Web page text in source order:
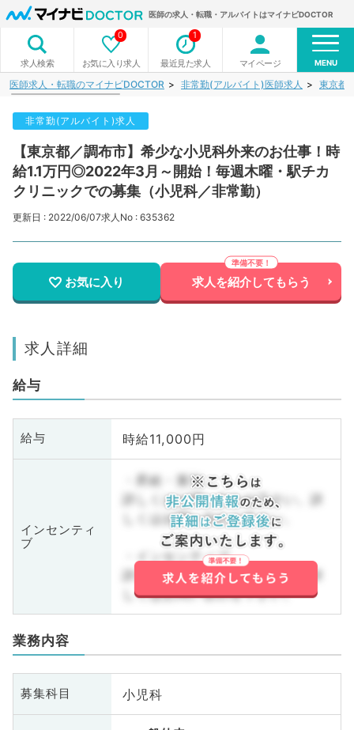
医師の求人・転職・アルバイトはマイナビDOCTOR
求人検索 お気に入り求人
0
最近見た求人
1
マイページ MENU
医師求人・転職のマイナビDOCTOR 非常勤(アルバイト)医師求人 東京都
非常勤(アルバイト)求人
【東京都／調布市】希少な小児科外来のお仕事！時
給1.1万円◎2022年3月～開始！毎週木曜・駅チカ
クリニックでの募集（小児科／非常勤）
更新日 : 2022/06/07求人No : 635362
お気に入り 求人を紹介してもらう
求人詳細
給与
給与 時給11,000円
インセンティ
ブ
・昇給・賞与
詳しくはお問い合わせ下さい。詳
しくはお問い合わせ下さい。
・インセンティブ
詳しくはお問い合わせ下さい。詳
しくはお問い合わせ下さい。
業務内容
募集科目 小児科